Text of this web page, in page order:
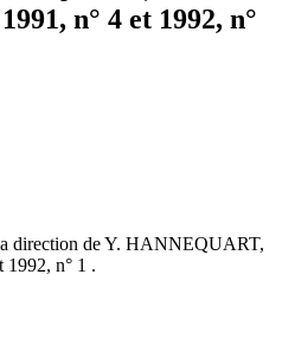
n° 4 et 1992, n°
direction de Y. HANNEQUART,
1992, n° 1 .